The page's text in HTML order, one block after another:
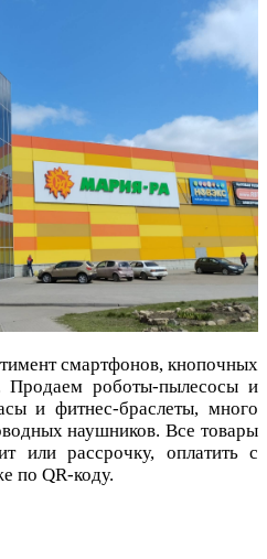
смартфонов, кнопочных
Продаем роботы-пылесосы и
и фитнес-браслеты, много
наушников. Все товары
или рассрочку, оплатить с
по QR-коду.